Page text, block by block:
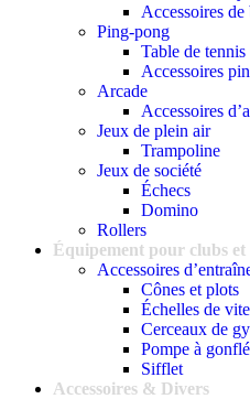
Accessoires
Ping-pong
Table de tennis
Accessoires
Arcade
Accessoires
Jeux de plein air
Trampoline
Jeux de société
Échecs
Domino
Rollers
Équipement pour clubs
Accessoires
Cônes et plots
Échelles de
Cerceaux de
Pompe à gonflé
Sifflet
Accessoires & Divers